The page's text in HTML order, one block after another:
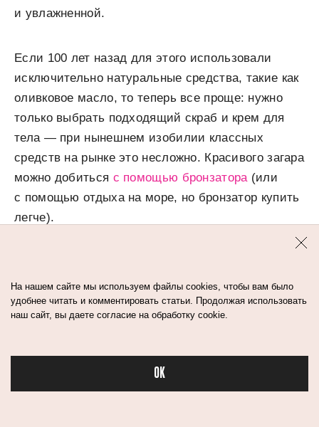
Бьюти в спорте
и увлажненной.
Если 100 лет назад для этого использовали
исключительно натуральные средства, такие как
оливковое масло, то теперь все проще: нужно
только выбрать подходящий скраб и крем для
тела — при нынешнем изобилии классных
средств на рынке это несложно. Красивого загара
можно добиться с помощью бронзатора(или
с помощью отдыха на море, но бронзатор купить
легче).
косметикой, предназначенной для лица, хотя
сейчас в линейках многих брендов встречаются
тональные средства и для тела — такие есть,
На нашем сайте мы используем файлы cookies, чтобы вам было
удобнее читать и комментировать статьи. Продолжая использовать
наш сайт, вы даете согласие на обработку cookie.
OK